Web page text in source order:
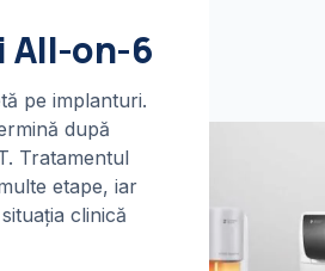
All-on-6
pe implanturi.
după
Tratamentul
etape, iar
clinică